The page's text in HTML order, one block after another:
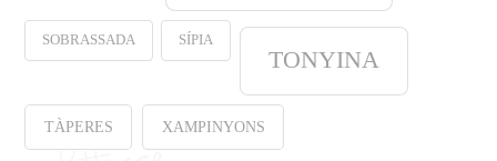
SOBRASSADA SÍPIA
TONYINA
TÀPERES XAMPINYONS